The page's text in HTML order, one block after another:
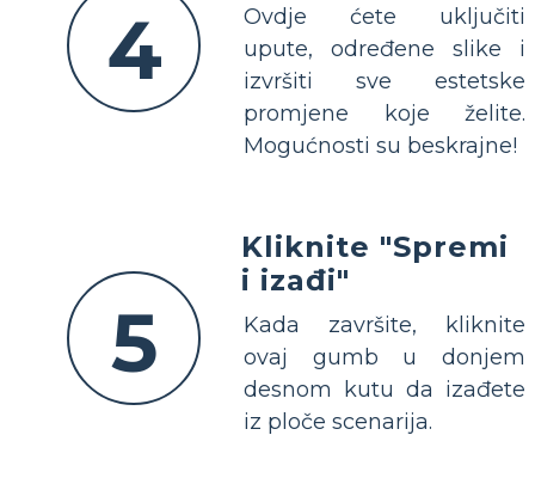
4
Ovdje ćete uključiti
upute, određene slike i
izvršiti sve estetske
promjene koje želite.
Mogućnosti su beskrajne!
5
Kliknite "Spremi
i izađi"
Kada završite, kliknite
ovaj gumb u donjem
desnom kutu da izađete
iz ploče scenarija.